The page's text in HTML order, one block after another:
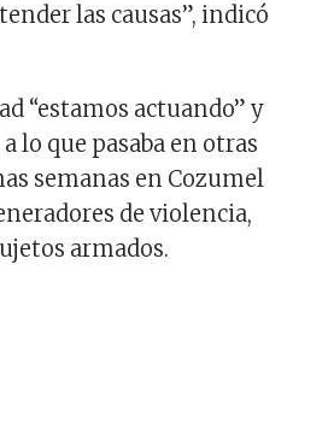
las causas”, indicó
“estamos actuando” y
lo que pasaba en otras
semanas en Cozumel
de violencia,
armados.